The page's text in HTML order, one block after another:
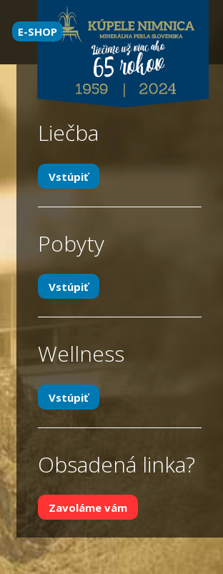
E-SHOP
Liečba
Vstúpiť
Pobyty
Vstúpiť
Wellness
Vstúpiť
Obsadená linka?
Zavoláme vám